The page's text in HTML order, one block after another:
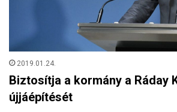
2019.01.24.
Biztosítja a kormány a Ráday
újjáépítését